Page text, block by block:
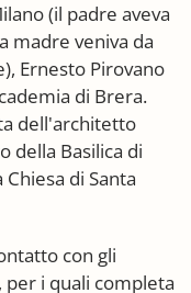
(il padre aveva
madre veniva da
Ernesto Pirovano
di Brera.
dell'architetto
della Basilica di
di Santa
con gli
per i quali completa